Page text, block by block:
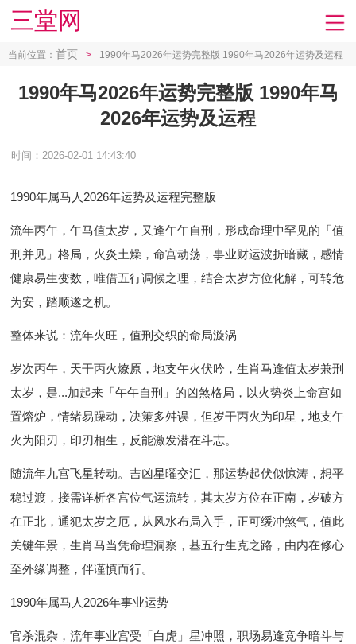
三堂网
当前位置： 首页 > 1990年马2026年运势完整版 1990年马2026年运势及运程
1990年马2026年运势完整版 1990年马
2026年运势及运程
时间：2026-02-01 14:43:40
1990年属马人2026年运势及运程完整版
流年丙午，午马值太岁，又逢午午自刑，形成命理中罕见的「值
刑并见」格局，火炎土燥，命宫动荡，事业财运波折暗藏，感情
健康易生变数，唯借五行调候之理，结合太岁方位化解，可转危
为安，踏顺遂之机。
整体来说：流年火旺，值刑交织的命局漩涡
岁次丙午，天干丙火燎原，地支午火伏吟，生肖马逢值太岁兼刑
太岁，是...加起来「午午自刑」的凶煞格局，以火势炎上命宫如
置熔炉，情绪易躁动，决策多舛误，但岁干丙火为印星，地支午
火为阳刃，印刃相生，反能激发潜在斗志。
随流年九宫飞星转动。吉凶星曜交汇，那运势起伏似惊涛，想平
稳过渡，接需详析各宫位气运流转，其太岁方位在正南，岁破方
在正北，通犯太岁之厄，从风水布局入手，正可缓冲煞气，值此
关键年景，生肖马当凭命理洞察，基五行生克之路，由内在修心
至外缘调整，伴谨慎而行。
1990年属马人2026年事业运势
官杀混杂，流年事业宫受「白虎」星冲照，职场易逢竞争暗斗与